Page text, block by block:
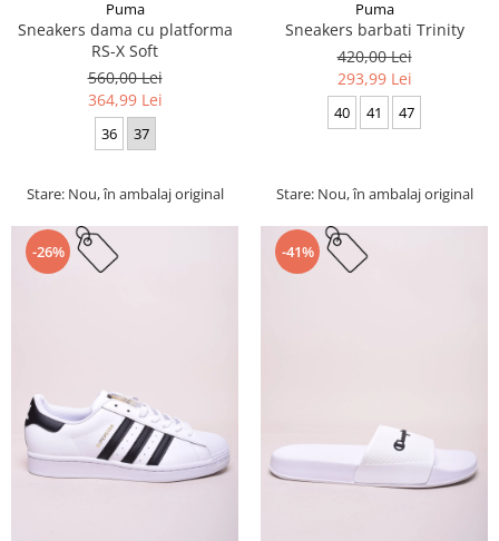
Puma
Sneakers dama cu platforma
RS-X Soft
560,00 Lei
364,99 Lei
36 37
Stare: Nou, în ambalaj original
Puma
Sneakers barbati Trinity
420,00 Lei
293,99 Lei
40 41 47
Stare: Nou, în ambalaj original
-26% -41%